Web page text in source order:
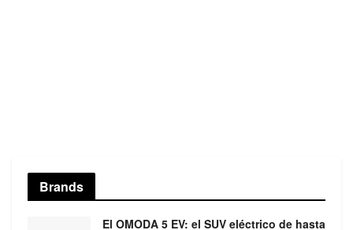
Brands
El OMODA 5 EV: el SUV eléctrico de hasta